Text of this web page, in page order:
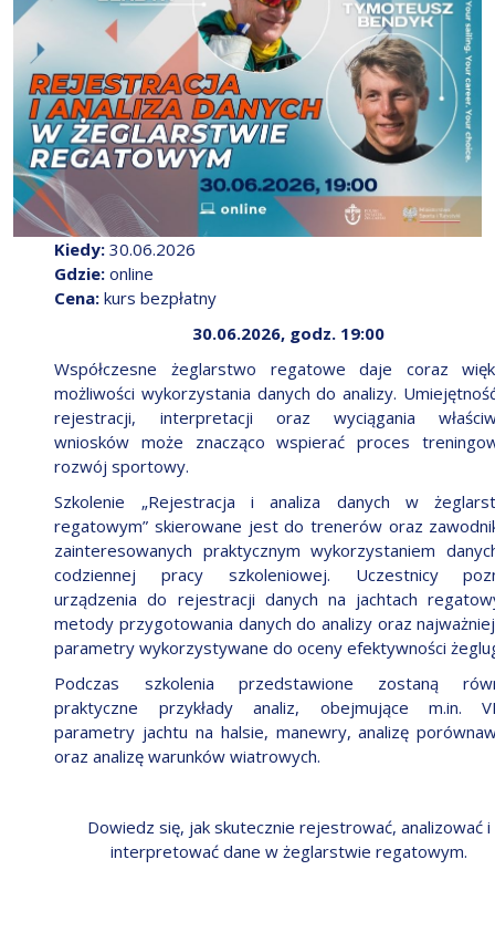
Kiedy: 30.06.2026
Gdzie: online
Cena: kurs bezpłatny
30.06.2026, godz. 19:00
Współczesne żeglarstwo regatowe daje coraz
możliwości wykorzystania danych do analizy.
rejestracji, interpretacji oraz wyciągania
wniosków może znacząco wspierać proces
rozwój sportowy.
Szkolenie „Rejestracja i analiza danych w
regatowym” skierowane jest do trenerów oraz
zainteresowanych praktycznym wykorzystaniem
codziennej pracy szkoleniowej. Uczestnicy
urządzenia do rejestracji danych na jachtach
metody przygotowania danych do analizy oraz
parametry wykorzystywane do oceny efektywności
Podczas szkolenia przedstawione zostaną
praktyczne przykłady analiz, obejmujące m.in.
parametry jachtu na halsie, manewry, analizę
oraz analizę warunków wiatrowych.
Dowiedz się, jak skutecznie rejestrować, analizować i
interpretować dane w żeglarstwie regatowym.